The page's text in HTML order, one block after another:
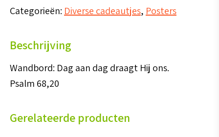
dag
Hij
ons
aantal
Categorieën: Diverse cadeautjes, Posters
Beschrijving
Wandbord: Dag aan dag draagt Hij ons.
Psalm 68,20
Gerelateerde producten